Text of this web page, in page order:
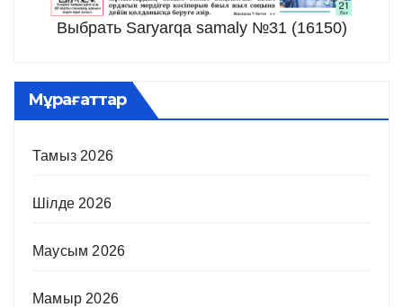
Выбрать Saryarqa samaly №31 (16150)
Мұрағаттар
Тамыз 2026
Шілде 2026
Маусым 2026
Мамыр 2026